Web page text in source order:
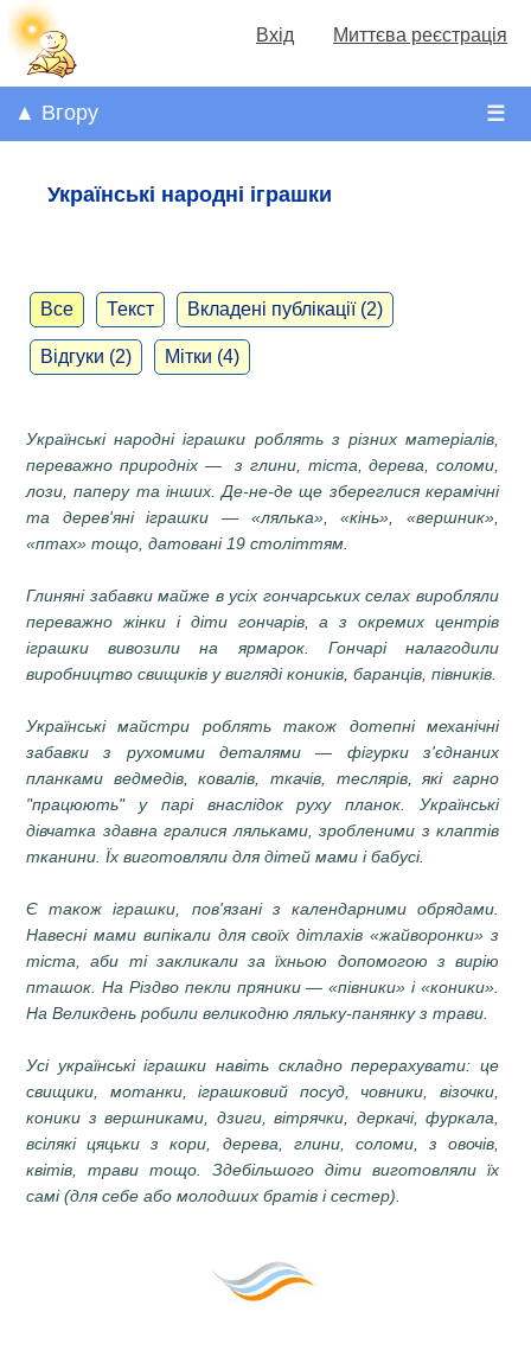
Вхід Миттєва реєстрація
☰
▲ Вгору
Українські народні іграшки
Все Текст Вкладені публікації (2)
Відгуки (2) Мітки (4)
Українські народні іграшки роблять з різних матеріалів,
переважно природніх — з глини, тіста, дерева, соломи,
лози, паперу та інших. Де-не-де ще збереглися керамічні
та дерев'яні іграшки — «лялька», «кінь», «вершник»,
«птах» тощо, датовані 19 століттям.
Глиняні забавки майже в усіх гончарських селах виробляли
переважно жінки і діти гончарів, а з окремих центрів
іграшки вивозили на ярмарок. Гончарі налагодили
виробництво свищиків у вигляді коників, баранців, півників.
Українські майстри роблять також дотепні механічні
забавки з рухомими деталями — фігурки з'єднаних
планками ведмедів, ковалів, ткачів, теслярів, які гарно
"працюють" у парі внаслідок руху планок. Українські
дівчатка здавна гралися ляльками, зробленими з клаптів
тканини. Їх виготовляли для дітей мами і бабусі.
Є також іграшки, пов'язані з календарними обрядами.
Навесні мами випікали для своїх дітлахів «жайворонки» з
тіста, аби ті закликали за їхньою допомогою з вирію
пташок. На Різдво пекли пряники — «півники» і «коники».
На Великдень робили великодню ляльку-панянку з трави.
Усі українські іграшки навіть складно перерахувати: це
свищики, мотанки, іграшковий посуд, човники, візочки,
коники з вершниками, дзиги, вітрячки, деркачі, фуркала,
всілякі цяцьки з кори, дерева, глини, соломи, з овочів,
квітів, трави тощо. Здебільшого діти виготовляли їх
самі (для себе або молодших братів і сестер).